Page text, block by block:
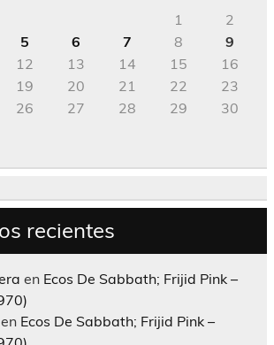
1
2
5 6 7 8
9
12 13 14 15
16
19 20 21 22
23
26 27 28 29
30
recientes
en Ecos De Sabbath; Frijid Pink –
en Ecos De Sabbath; Frijid Pink –